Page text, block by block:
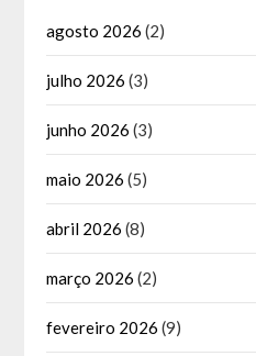
agosto 2026 (2)
julho 2026 (3)
junho 2026 (3)
maio 2026 (5)
abril 2026 (8)
março 2026 (2)
fevereiro 2026 (9)